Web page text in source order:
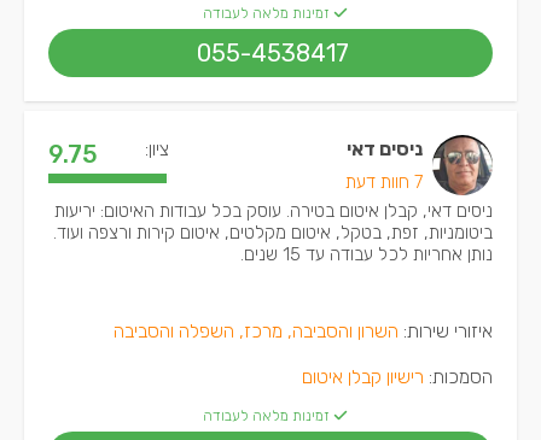
זמינות מלאה לעבודה
055-4538417
ניסים דאי
7 חוות דעת
ציון: 9.75
ניסים דאי, קבלן איטום בטירה. עוסק בכל עבודות האיטום: יריעות
ביטומניות, זפת, בטקל, איטום מקלטים, איטום קירות ורצפה ועוד.
נותן אחריות לכל עבודה עד 15 שנים.
איזורי שירות: השרון והסביבה, מרכז, השפלה והסביבה
הסמכות: רישיון קבלן איטום
זמינות מלאה לעבודה